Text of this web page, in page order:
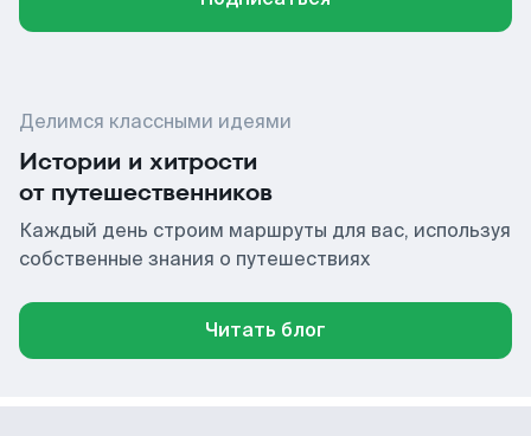
Делимся классными идеями
Истории и хитрости
от путешественников
Каждый день строим маршруты для вас, используя
собственные знания о путешествиях
Читать блог